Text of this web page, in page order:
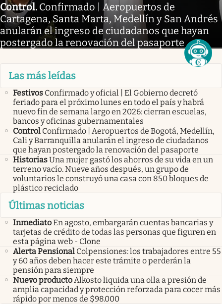
Control. Confirmado | Aeropuertos de
Cartagena, Santa Marta, Medellín y San Andrés
anularán el ingreso de ciudadanos que hayan
postergado la renovación del pasaporte
Las más leídas
Festivos Confirmado y oficial | El Gobierno decretó
feriado para el próximo lunes en todo el país y habrá
nuevo fin de semana largo en 2026: cierran escuelas,
bancos y oficinas gubernamentales
Control Confirmado | Aeropuertos de Bogotá, Medellín,
Cali y Barranquilla anularán el ingreso de ciudadanos
que hayan postergado la renovación del pasaporte
HistoriasUna mujer gastó los ahorros de su vida en un
terreno vacío. Nueve años después, un grupo de
voluntarios le construyó una casa con 850 bloques de
plástico reciclado
Últimas noticias
InmediatoEn agosto, embargarán cuentas bancarias y
tarjetas de crédito de todas las personas que figuren en
esta página web - Clone
Alerta Pensional Colpensiones: los trabajadores entre 55
y 60 años deben hacer este trámite o perderán la
pensión para siempre
Nuevo productoAlkosto liquida una olla a presión de
amplia capacidad y protección reforzada para cocer más
rápido por menos de $98.000